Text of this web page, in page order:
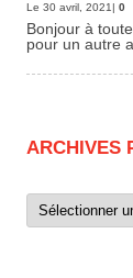
Le 30 avril, 2021| 0
Bonjour à
pour un autre
ARCHIVES
Archives
par